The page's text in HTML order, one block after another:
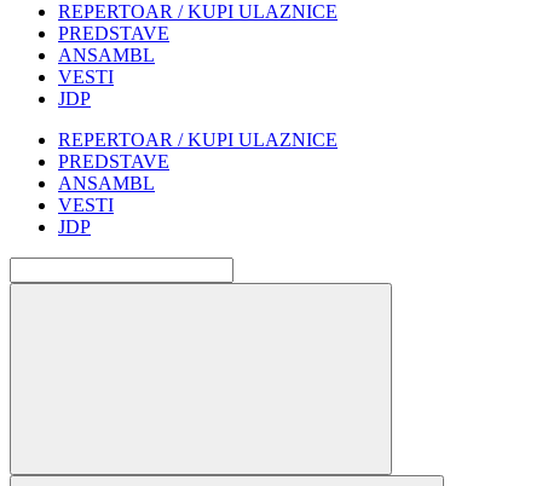
REPERTOAR / KUPI ULAZNICE
PREDSTAVE
ANSAMBL
VESTI
JDP
REPERTOAR / KUPI ULAZNICE
PREDSTAVE
ANSAMBL
VESTI
JDP